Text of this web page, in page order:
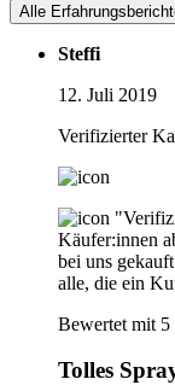
Alle
Steffi
12. Juli 2019
Verifizierter
Käufer:innen
bei uns
alle, die ein
Bewertet mit 5
Tolles